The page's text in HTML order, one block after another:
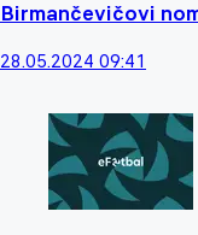
Birmančevičovi
28.05.2024 09:41